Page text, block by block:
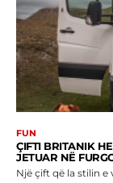
FUN
ÇIFTI BRITANIK
JETUAR NË
Një çift që la stilin e